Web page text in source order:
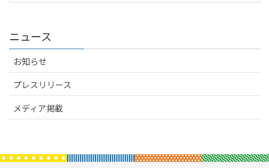
ニュース
お知らせ
プレスリリース
メディア掲載